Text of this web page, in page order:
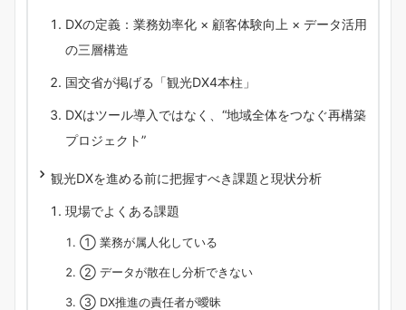
DXの定義：業務効率化 × 顧客体験向上 × データ活用
の三層構造
国交省が掲げる「観光DX4本柱」
DXはツール導入ではなく、“地域全体をつなぐ再構築
プロジェクト”
観光DXを進める前に把握すべき課題と現状分析
現場でよくある課題
① 業務が属人化している
② データが散在し分析できない
③ DX推進の責任者が曖昧